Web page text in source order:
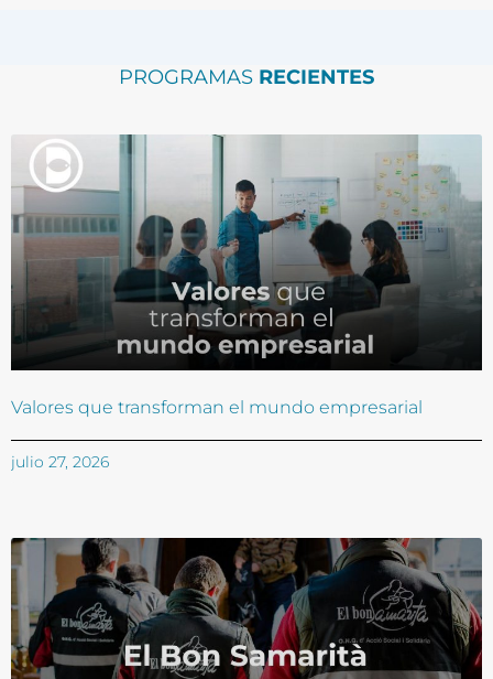
PROGRAMAS RECIENTES
Valores que transforman el mundo empresarial
julio 27, 2026